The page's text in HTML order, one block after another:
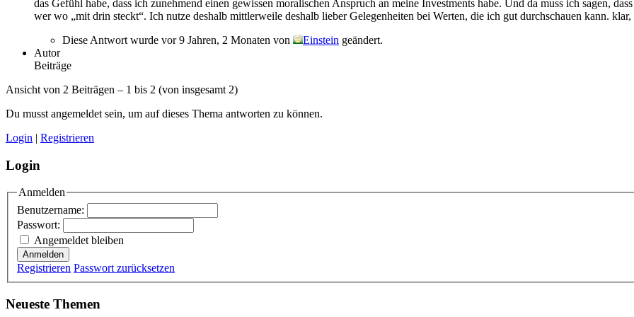
das Gefühl habe, dass ich zunehmend einen gewissen moralischen Anspruch an meine Investments habe. Und da muss ich sagen,
wer wo „mit drin steckt“. Ich nutze deshalb mittlerweile deshalb lieber Gelegenheiten bei Werten, die ich gut durchschauen kann.
Diese Antwort wurde vor 9 Jahren, 2 Monaten von
Einstein geändert.
Autor
Beiträge
Ansicht von 2 Beiträgen – 1 bis 2 (von insgesamt 2)
Du musst angemeldet sein, um auf dieses Thema antworten zu können.
Login | Registrieren
Login
Anmelden
Benutzername:
Passwort:
Angemeldet bleiben
Anmelden
Registrieren Passwort zurücksetzen
Neueste Themen